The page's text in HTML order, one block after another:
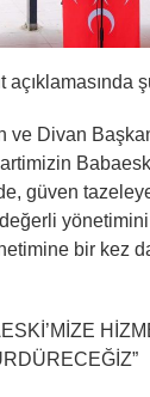
açıklamasında
Divan
güven
bir kez